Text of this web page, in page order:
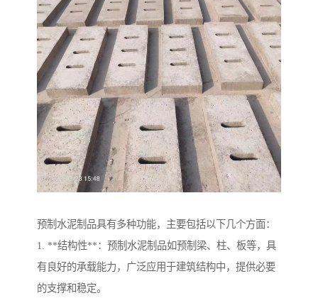
预制水泥制品具有多种功能，主要包括以下几个方面：
1. **结构性**：预制水泥制品如预制梁、柱、板等，具
有良好的承载能力，广泛应用于建筑结构中，提供必要
的支撑和稳定。